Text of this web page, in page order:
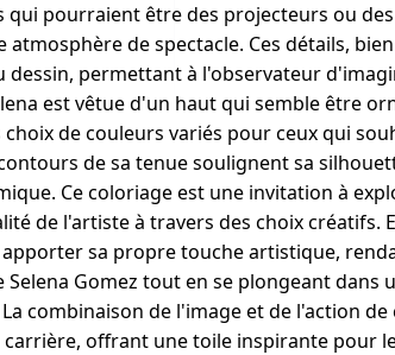
qui pourraient être des projecteurs ou des
de spectacle. Ces détails,
dessin, permettant à l'observateur
est vêtue d'un haut qui semble être
de couleurs variés pour ceux qui
de sa tenue soulignent sa
Ce coloriage est une invitation à
de l'artiste à travers des choix créatifs.
sa propre touche artistique,
Gomez tout en se plongeant dans
combinaison de l'image et de l'action
offrant une toile inspirante pour